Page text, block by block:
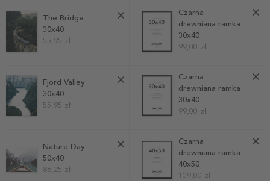
Czarna
drewniana ramka
30x40
99,00 zł
The Bridge
30x40
55,95 zł
Czarna
drewniana ramka
30x40
99,00 zł
Fjord Valley
30x40
55,95 zł
Czarna
drewniana ramka
40x50
109,00 zł
Nature Day
50x40
86,25 zł